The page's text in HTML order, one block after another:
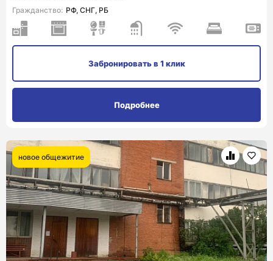
Гражданство: РФ, СНГ, РБ
Забронироватьв 1 клик
Подробнее
новое общежитие